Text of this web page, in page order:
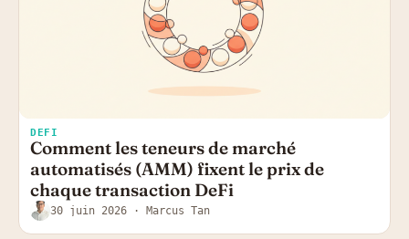
DEFI
Comment les teneurs de marché
automatisés (AMM) fixent le prix de
chaque transaction DeFi
30 juin 2026 · Marcus Tan